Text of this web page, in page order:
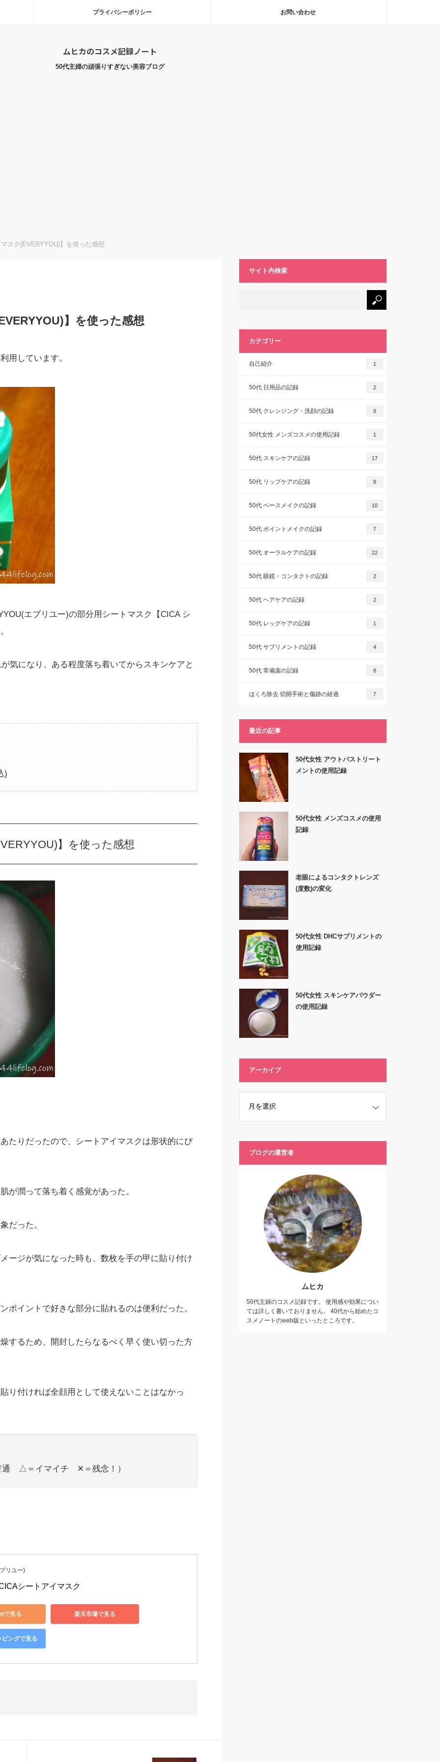
プライバシーポリシー お問い合わせ
ムヒカのコスメ記録ノート
50代主婦の頑張りすぎない美容ブログ
スク(EVERYYOU)】を使った感想
】を使った感想
用しています。
エブリユー)の部分用シートマスク【CICA シ
気になり、ある程度落ち着いてからスキンケアと
)
】を使った感想
たりだったので、シートアイマスクは形状的にぴ
が潤って落ち着く感覚があった。
だった。
ージが気になった時も、数枚を手の甲に貼り付け
ポイントで好きな部分に貼れるのは便利だった。
するため、開封したらなるべく早く使い切った方
り付ければ全顔用として使えないことはなかっ
△＝イマイチ ✕＝残念！）
リユー)
シートアイマスク
で見る 楽天市場で見る
ングで見る
サイト内検索
カテゴリー
自己紹介 1
50代 日用品の記録 2
50代 クレンジング・洗顔の記録 9
50代女性 メンズコスメの使用記録 1
50代 スキンケアの記録 17
50代 リップケアの記録 8
50代 ベースメイクの記録 10
50代 ポイントメイクの記録 7
50代 オーラルケアの記録 22
50代 眼鏡・コンタクトの記録 2
50代 ヘアケアの記録 2
50代 レッグケアの記録 1
50代 サプリメントの記録 4
50代 常備薬の記録 8
ほくろ除去 切開手術と傷跡の経過 7
最近の記事
50代女性 アウトバストリート
メントの使用記録
50代女性 メンズコスメの使用
記録
老眼によるコンタクトレンズ
(度数)の変化
50代女性 DHCサプリメントの
使用記録
50代女性 スキンケアパウダー
の使用記録
アーカイブ
ブログの運営者
ムヒカ
50代主婦のコスメ記録です。 使用感や効果につい
ては詳しく書いておりません。 40代から始めたコ
スメノートのweb版といったところです。